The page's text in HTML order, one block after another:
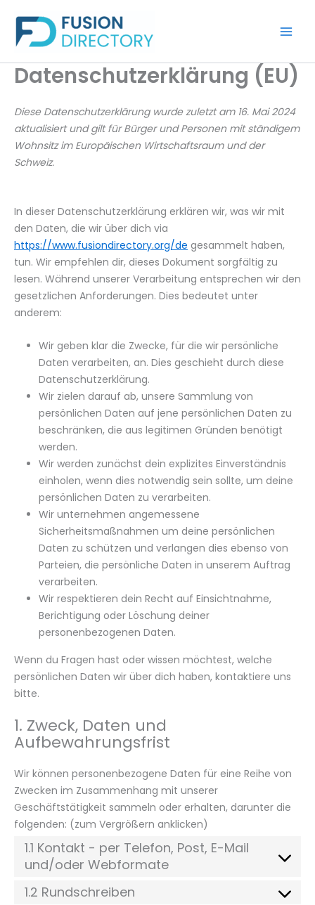
Inhalt
springen
Datenschutzerklärung (EU)
Diese Datenschutzerklärung wurde zuletzt am 16. Mai 2024
aktualisiert und gilt für Bürger und Personen mit ständigem
Wohnsitz im Europäischen Wirtschaftsraum und der
Schweiz.
In dieser Datenschutzerklärung erklären wir, was wir mit
den Daten, die wir über dich via
https://www.fusiondirectory.org/de gesammelt haben,
tun. Wir empfehlen dir, dieses Dokument sorgfältig zu
lesen. Während unserer Verarbeitung entsprechen wir den
gesetzlichen Anforderungen. Dies bedeutet unter
anderem:
Wir geben klar die Zwecke, für die wir persönliche
Daten verarbeiten, an. Dies geschieht durch diese
Datenschutzerklärung.
Wir zielen darauf ab, unsere Sammlung von
persönlichen Daten auf jene persönlichen Daten zu
beschränken, die aus legitimen Gründen benötigt
werden.
Wir werden zunächst dein explizites Einverständnis
einholen, wenn dies notwendig sein sollte, um deine
persönlichen Daten zu verarbeiten.
Wir unternehmen angemessene
Sicherheitsmaßnahmen um deine persönlichen
Daten zu schützen und verlangen dies ebenso von
Parteien, die persönliche Daten in unserem Auftrag
verarbeiten.
Wir respektieren dein Recht auf Einsichtnahme,
Berichtigung oder Löschung deiner
personenbezogenen Daten.
Wenn du Fragen hast oder wissen möchtest, welche
persönlichen Daten wir über dich haben, kontaktiere uns
bitte.
1. Zweck, Daten und
Aufbewahrungsfrist
Wir können personenbezogene Daten für eine Reihe von
Zwecken im Zusammenhang mit unserer
Geschäftstätigkeit sammeln oder erhalten, darunter die
folgenden: (zum Vergrößern anklicken)
1.1 Kontakt - per Telefon, Post, E-Mail
und/oder Webformate
1.2 Rundschreiben